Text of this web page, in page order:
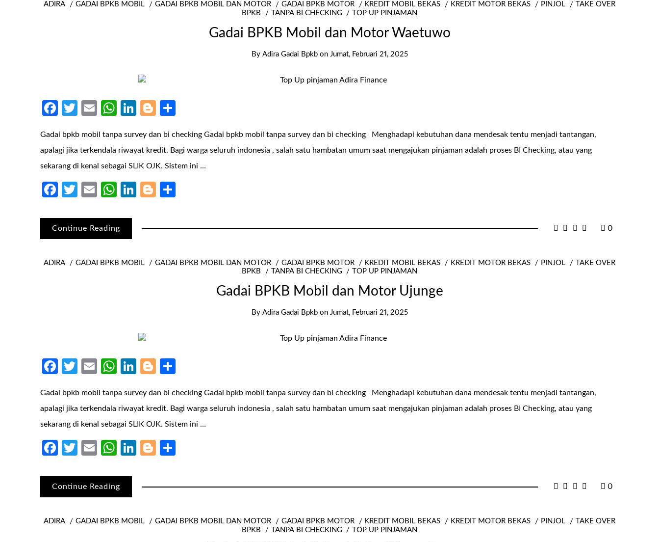
ADIRA GADAI BPKB MOBIL GADAI BPKB MOBIL DAN MOTOR GADAI BPKB MOTOR KREDIT MOBIL BEKAS KREDIT MOTOR BEKAS PINJOL
TAKE OVER
BPKB
TANPA BI CHECKING TOP UP PINJAMAN
Gadai BPKB Mobil dan Motor Waetuwo
By Adira Gadai Bpkb on Jumat, Februari 21, 2025
Facebook
Twitter
EmailWhatsApp
LinkedIn
Blogger
Gadai bpkb mobil tanpa survey dan bi checking Gadai bpkb mobil tanpa survey dan bi checking Menghadapi kebutuhan dana mendesak tentu menjadi tantangan,
apalagi jika terkendala riwayat kredit. Bagi warga seluruh indonesia , salah satu hambatan umum saat mengajukan pinjaman adalah proses BI Checking, atau yang
sekarang di kenal sebagai SLIK OJK. Sistem ini …
Facebook
Twitter
EmailWhatsApp
LinkedIn
Blogger
Continue Reading 0
ADIRA GADAI BPKB MOBIL GADAI BPKB MOBIL DAN MOTOR GADAI BPKB MOTOR KREDIT MOBIL BEKAS KREDIT MOTOR BEKAS PINJOL
TAKE OVER
BPKB
TANPA BI CHECKING TOP UP PINJAMAN
Gadai BPKB Mobil dan Motor Ujunge
By Adira Gadai Bpkb on Jumat, Februari 21, 2025
Facebook
Twitter
EmailWhatsApp
LinkedIn
Blogger
Gadai bpkb mobil tanpa survey dan bi checking Gadai bpkb mobil tanpa survey dan bi checking Menghadapi kebutuhan dana mendesak tentu menjadi tantangan,
apalagi jika terkendala riwayat kredit. Bagi warga seluruh indonesia , salah satu hambatan umum saat mengajukan pinjaman adalah proses BI Checking, atau yang
sekarang di kenal sebagai SLIK OJK. Sistem ini …
Facebook
Twitter
EmailWhatsApp
LinkedIn
Blogger
Continue Reading 0
ADIRA GADAI BPKB MOBIL GADAI BPKB MOBIL DAN MOTOR GADAI BPKB MOTOR KREDIT MOBIL BEKAS KREDIT MOTOR BEKAS PINJOL
TAKE OVER
BPKB
TANPA BI CHECKING TOP UP PINJAMAN